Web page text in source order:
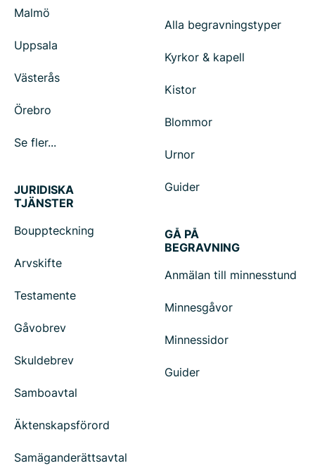
Malmö
Uppsala
Västerås
Örebro
Se fler...
Alla begravningstyper
Kyrkor & kapell
Kistor
Blommor
Urnor
Guider
JURIDISKA
TJÄNSTER
Bouppteckning
Arvskifte
Testamente
Gåvobrev
Skuldebrev
Samboavtal
Äktenskapsförord
Samäganderättsavtal
GÅ PÅ
BEGRAVNING
Anmälan till minnesstund
Minnesgåvor
Minnessidor
Guider